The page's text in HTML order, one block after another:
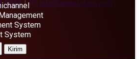
System
System
Kirim
0232| info@idmetafora.com